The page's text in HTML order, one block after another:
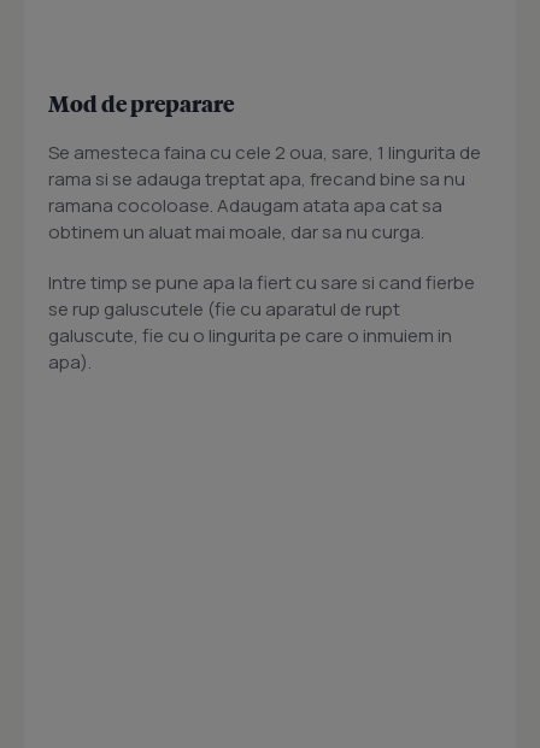
Mod de preparare
Se amesteca faina cu cele 2 oua, sare, 1 lingurita de
rama si se adauga treptat apa, frecand bine sa nu
ramana cocoloase. Adaugam atata apa cat sa
obtinem un aluat mai moale, dar sa nu curga.
Intre timp se pune apa la fiert cu sare si cand fierbe
se rup galuscutele (fie cu aparatul de rupt
galuscute, fie cu o lingurita pe care o inmuiem in
apa).